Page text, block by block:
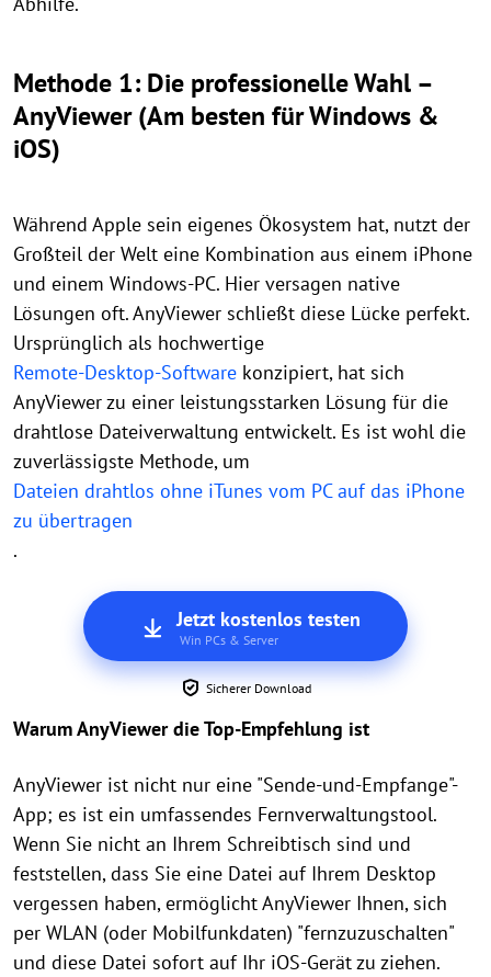
Methode 1: Die professionelle Wahl –
AnyViewer (Am besten für Windows &
iOS)
Während Apple sein eigenes Ökosystem hat, nutzt der
Großteil der Welt eine Kombination aus einem iPhone
und einem Windows-PC. Hier versagen native
Lösungen oft. AnyViewer schließt diese Lücke perfekt.
Ursprünglich als hochwertige
Remote-Desktop-Software konzipiert, hat sich
AnyViewer zu einer leistungsstarken Lösung für die
drahtlose Dateiverwaltung entwickelt. Es ist wohl die
zuverlässigste Methode, um
Dateien drahtlos ohne iTunes vom PC auf das iPhone
zu übertragen
.
Jetzt kostenlos testen
Win PCs & Server
Sicherer Download
Warum AnyViewer die Top-Empfehlung ist
AnyViewer ist nicht nur eine "Sende-und-Empfange"-
App; es ist ein umfassendes Fernverwaltungstool.
Wenn Sie nicht an Ihrem Schreibtisch sind und
feststellen, dass Sie eine Datei auf Ihrem Desktop
vergessen haben, ermöglicht AnyViewer Ihnen, sich
per WLAN (oder Mobilfunkdaten) "fernzuzuschalten"
und diese Datei sofort auf Ihr iOS-Gerät zu ziehen.